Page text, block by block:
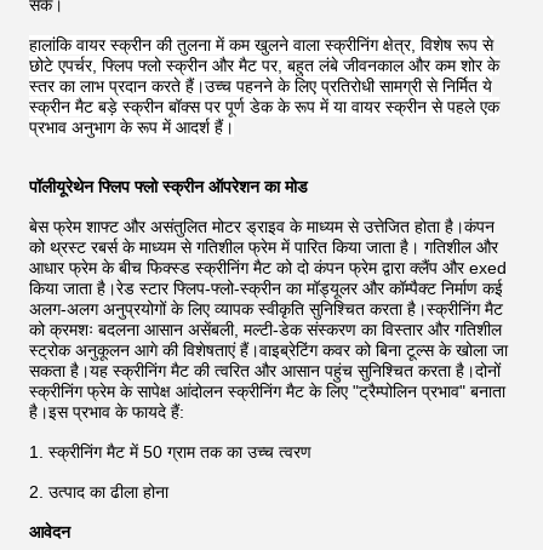
सके।
हालांकि वायर स्क्रीन की तुलना में कम खुलने वाला स्क्रीनिंग क्षेत्र, विशेष रूप से
छोटे एपर्चर, फ्लिप फ्लो स्क्रीन और मैट पर, बहुत लंबे जीवनकाल और कम शोर के
स्तर का लाभ प्रदान करते हैं।उच्च पहनने के लिए प्रतिरोधी सामग्री से निर्मित ये
स्क्रीन मैट बड़े स्क्रीन बॉक्स पर पूर्ण डेक के रूप में या वायर स्क्रीन से पहले एक
प्रभाव अनुभाग के रूप में आदर्श हैं।
पॉलीयूरेथेन फ्लिप फ्लो स्क्रीन ऑपरेशन का मोड
बेस फ्रेम शाफ्ट और असंतुलित मोटर ड्राइव के माध्यम से उत्तेजित होता है।कंपन
को थ्रस्ट रबर्स के माध्यम से गतिशील फ्रेम में पारित किया जाता है। गतिशील और
आधार फ्रेम के बीच फिक्स्ड स्क्रीनिंग मैट को दो कंपन फ्रेम द्वारा क्लैंप और exed
किया जाता है।रेड स्टार फ्लिप-फ्लो-स्क्रीन का मॉड्यूलर और कॉम्पैक्ट निर्माण कई
अलग-अलग अनुप्रयोगों के लिए व्यापक स्वीकृति सुनिश्चित करता है।स्क्रीनिंग मैट
को क्रमशः बदलना आसान असेंबली, मल्टी-डेक संस्करण का विस्तार और गतिशील
स्ट्रोक अनुकूलन आगे की विशेषताएं हैं।वाइब्रेटिंग कवर को बिना टूल्स के खोला जा
सकता है।यह स्क्रीनिंग मैट की त्वरित और आसान पहुंच सुनिश्चित करता है।दोनों
स्क्रीनिंग फ्रेम के सापेक्ष आंदोलन स्क्रीनिंग मैट के लिए "ट्रैम्पोलिन प्रभाव" बनाता
है।इस प्रभाव के फायदे हैं:
1. स्क्रीनिंग मैट में 50 ग्राम तक का उच्च त्वरण
2. उत्पाद का ढीला होना
आवेदन